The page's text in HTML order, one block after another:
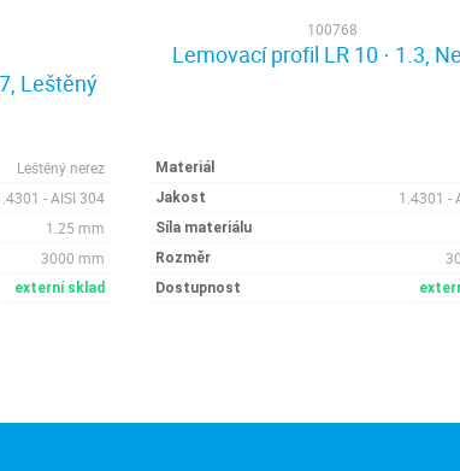
Leštěný
Leštěný nerez
- AISI 304
1.25 mm
3000 mm
externí sklad
100768
Lemovací profil LR 10 · 1.3,
Materiál
Jakost 1.4301 -
Síla materiálu
Rozměr
Dostupnost